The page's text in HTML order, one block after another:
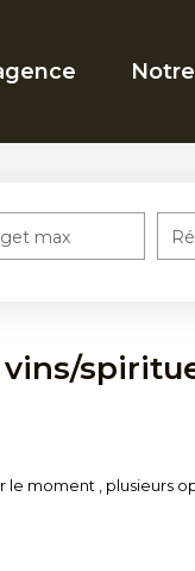
max
moment , plusieurs